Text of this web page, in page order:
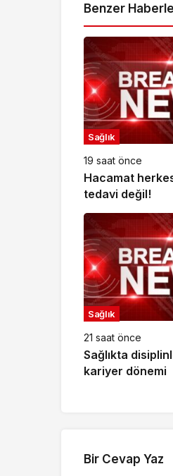
Benzer
Sağlık
19 saat önce
Hacamat
tedavi değil!
Sağlık
21 saat önce
Sağlıkta
kariyer dönemi
Bir Cevap Yaz